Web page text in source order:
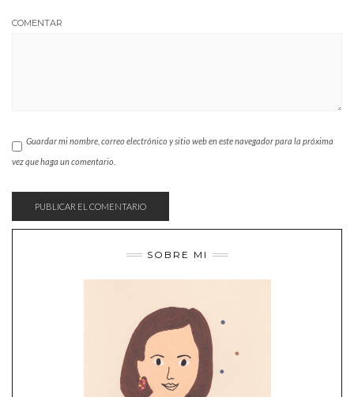
COMENTAR
Guardar mi nombre, correo electrónico y sitio web en este navegador para la próxima
vez que haga un comentario.
SOBRE MI